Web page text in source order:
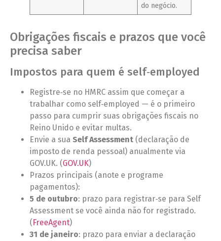
do negócio.
Obrigações fiscais e prazos que você
precisa saber
Impostos para quem é self‑employed
Registre‑se no HMRC assim que começar a
trabalhar como self‑employed — é o primeiro
passo para cumprir suas obrigações fiscais no
Reino Unido e evitar multas.
Envie a sua Self Assessment (declaração de
imposto de renda pessoal) anualmente via
GOV.UK. (GOV.UK)
Prazos principais (anote e programe
pagamentos):
5 de outubro: prazo para registrar‑se para Self
Assessment se você ainda não for registrado.
( FreeAgent)
31 de janeiro: prazo para enviar a declaração